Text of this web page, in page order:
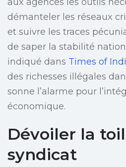
démanteler les réseaux
et suivre les traces
de saper la stabilité
indiqué dans Times of
des richesses illégales
sonne l’alarme pour
économique.
Dévoiler la
syndicat